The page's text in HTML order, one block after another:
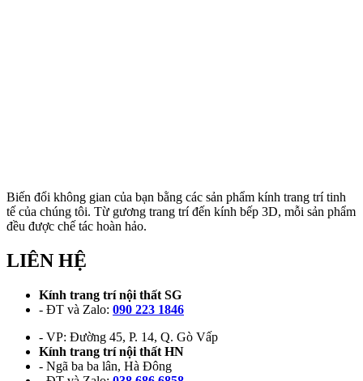
Biến đổi không gian của bạn bằng các sản phẩm kính trang trí tinh
tế của chúng tôi. Từ gương trang trí đến kính bếp 3D, mỗi sản phẩm
đều được chế tác hoàn hảo.
LIÊN HỆ
Kính trang trí nội thất SG
- ĐT và Zalo: 090 223 1846
- VP: Đường 45, P. 14, Q. Gò Vấp
Kính trang trí nội thất HN
- Ngã ba ba lân, Hà Đông